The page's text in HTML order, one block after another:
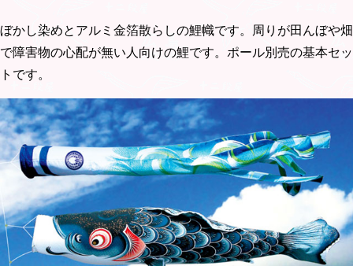
ぼかし染めとアルミ金箔散らしの鯉幟です。周りが田んぼや畑
で障害物の心配が無い人向けの鯉です。ポール別売の基本セッ
トです。